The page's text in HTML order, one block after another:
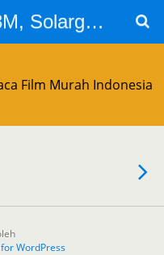
Jual Kaca Film 3M, Solargard, Cutting Sticker Sandblast
Film Murah Indonesia
WordPress